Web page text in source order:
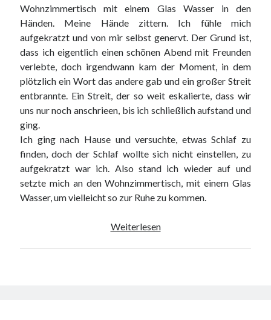
Wohnzimmertisch mit einem Glas Wasser in den
Händen. Meine Hände zittern. Ich fühle mich
aufgekratzt und von mir selbst genervt. Der Grund ist,
dass ich eigentlich einen schönen Abend mit Freunden
verlebte, doch irgendwann kam der Moment, in dem
plötzlich ein Wort das andere gab und ein großer Streit
entbrannte. Ein Streit, der so weit eskalierte, dass wir
uns nur noch anschrieen, bis ich schließlich aufstand und
ging.
Ich ging nach Hause und versuchte, etwas Schlaf zu
finden, doch der Schlaf wollte sich nicht einstellen, zu
aufgekratzt war ich. Also stand ich wieder auf und
setzte mich an den Wohnzimmertisch, mit einem Glas
Wasser, um vielleicht so zur Ruhe zu kommen.
WeiterlesenVom